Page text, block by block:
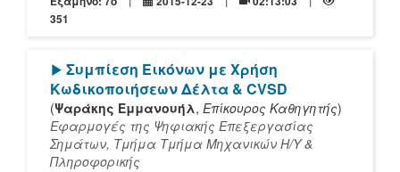
351
[Play]
Συμπίεση Εικόνων με Χρήση
Κωδικοποιήσεων Δέλτα & CVSD
(Ψαράκης Εμμανουήλ, Επίκουρος Καθηγητής)
Εφαρμογές της Ψηφιακής Επεξεργασίας
Σημάτων, Τμήμα Τμήμα Mηχανικών Η/Υ &
Πληροφορικής